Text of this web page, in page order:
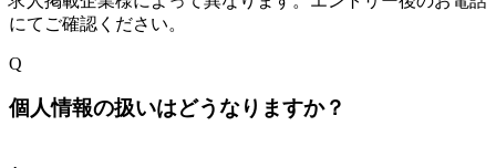
にてご確認ください。
Q
個人情報の扱いはどうなりますか？